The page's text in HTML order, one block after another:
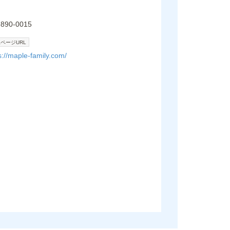
0015
ージURL
maple-family.com/